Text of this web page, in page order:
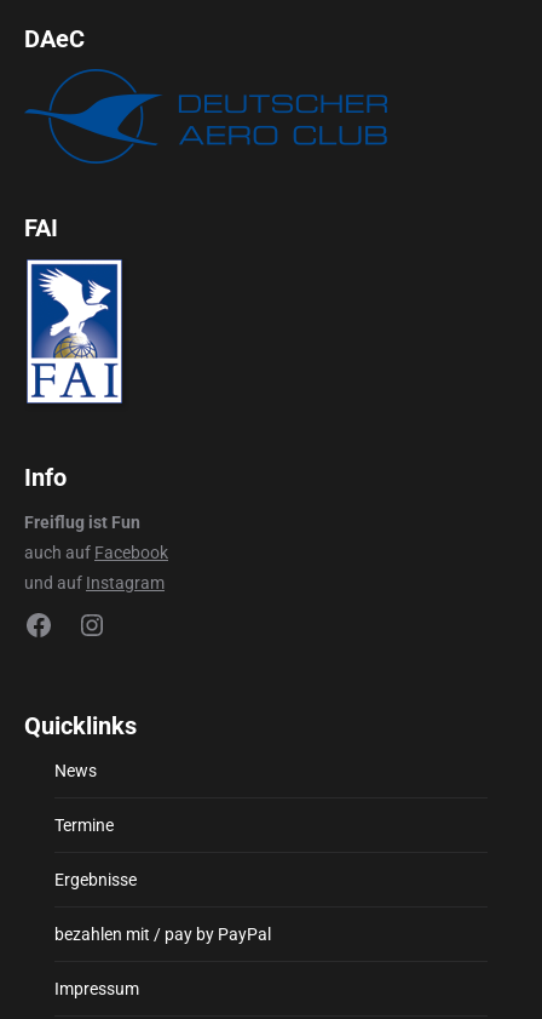
DAeC
FAI
Info
Freiflug ist Fun
auch auf Facebook
und auf Instagram
FacebookInstagram
Quicklinks
News
Termine
Ergebnisse
bezahlen mit / pay by PayPal
Impressum